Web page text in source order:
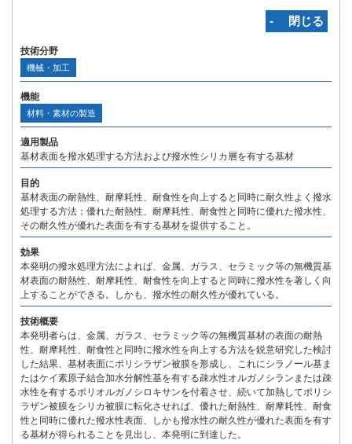
‐ 閉じる
技術分野
機械・加工
機能
材料・素材の製造
適用製品
基材表面を撥水処理する方法および撥水性シリカ層を有する基材
目的
基材表面の耐熱性、耐摩耗性、耐食性を向上すると同時に耐久性よく撥水
処理する方法；優れた耐熱性、耐摩耗性、耐食性と同時に優れた撥水性、
その耐久性が優れた表面を有する基材を提供すること。
効果
本発明の撥水処理方法によれば、金属、ガラス、セラミック等の無機質基
材表面の耐熱性、耐摩耗性、耐食性を向上すると同時に撥水性を著しく向
上することができる。しかも、撥水性の耐久性が優れている。
技術概要
本発明者らは、金属、ガラス、セラミック等の無機質基材の表面の耐熱
性、耐摩耗性、耐食性と同時に撥水性を向上する方法を鋭意研究した検討
した結果、基材表面にポリシラザン被膜を形成し、これにシラノール基ま
たはケイ素原子結合加水分解性基を有する疎水性オルガノシランまたは疎
水性を有するポリオルガノシロキサンを付着させ、続いて加熱してポリシ
ラザン被膜をシリカ被膜に転化させれば、優れた耐熱性、耐摩耗性、耐食
性と同時に優れた撥水性表面、しかも撥水性の耐久性が優れた表面を有す
る基材が得られることを見出し、本発明に到達した。